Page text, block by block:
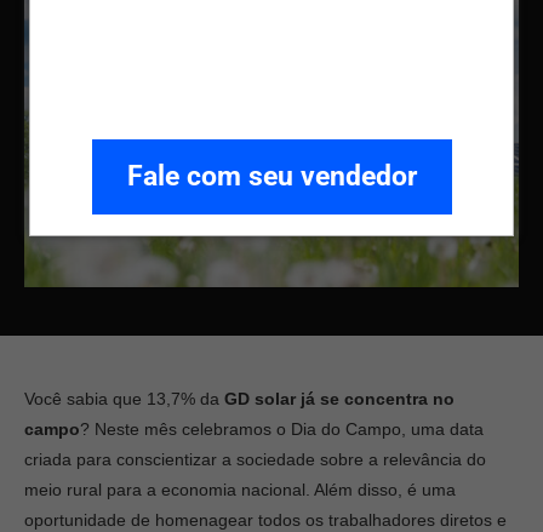
Fale com seu vendedor
Você sabia que 13,7% da GD solar já se concentra no
campo? Neste mês celebramos o Dia do Campo, uma data
criada para conscientizar a sociedade sobre a relevância do
meio rural para a economia nacional. Além disso, é uma
oportunidade de homenagear todos os trabalhadores diretos e